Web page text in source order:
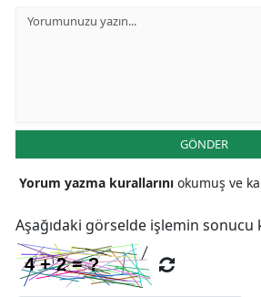
GÖNDER
Yorum yazma kurallarını okumuş ve
Aşağıdaki görselde işlemin sonucu